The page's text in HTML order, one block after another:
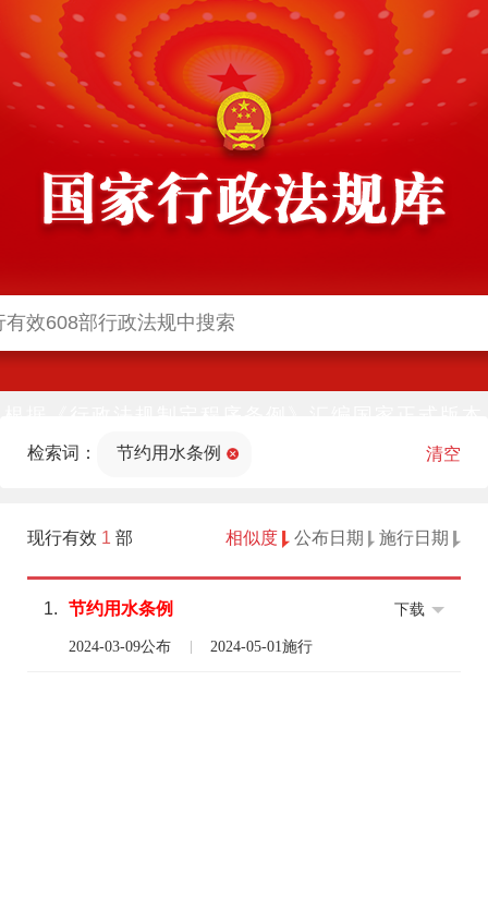
法部官网)同步公布
检索词： 节约用水条例 清空
现行有效 1 部 相似度 公布日期 施行日期
1. 节约用水条例
2024-03-09公布 2024-05-01施行
下载